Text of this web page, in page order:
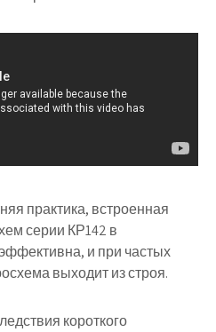
практика, встроенная
серии КР142 в
и при частых
выходит из строя.
короткого